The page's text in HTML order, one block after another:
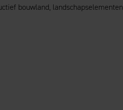
bouwland, landschapselementen